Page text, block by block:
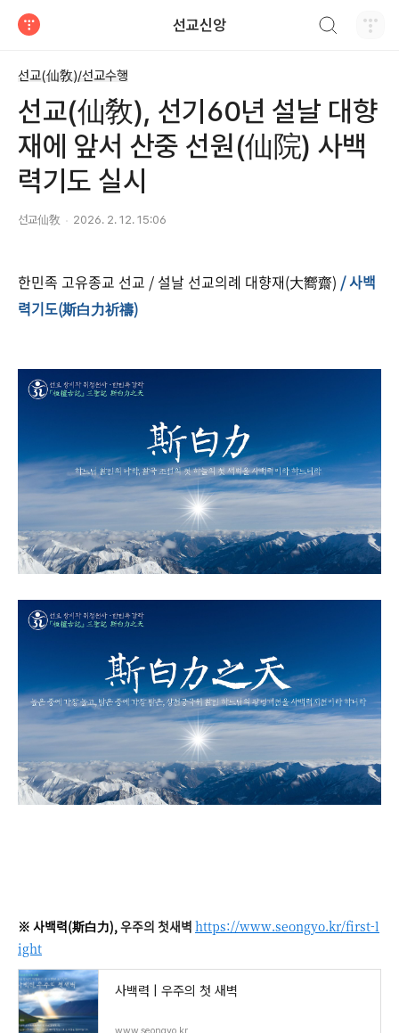
선교신앙
선교(仙敎)/선교수행
선교(仙敎), 선기60년 설날 대향
재에 앞서 산중 선원(仙院) 사백
력기도 실시
선교仙敎 2026. 2. 12. 15:06
한민족 고유종교 선교 / 설날 선교의례 대향재(大嚮齋) / 사백
력기도(斯白力祈禱)
※ 사백력(斯白力),우주의 첫새벽 https://www.seongyo.kr/first-l
ight
사백력 | 우주의 첫 새벽